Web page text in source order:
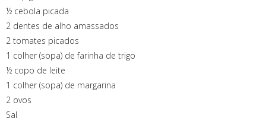
½ cebola picada
2 dentes de alho amassados
2 tomates picados
1 colher (sopa) de farinha de trigo
½ copo de leite
1 colher (sopa) de margarina
2 ovos
Sal